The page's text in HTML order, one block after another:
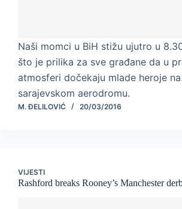
Naši momci u BiH stižu ujutro u
što je prilika za sve građane da u
atmosferi dočekaju mlade heroje na
sarajevskom aerodromu.
M. ĐELILOVIĆ 20/03/2016
VIJESTI
Rashford breaks Rooney’s Manchester